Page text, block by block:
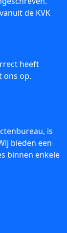
de KVK
heeft
ons op.
is
bieden een
binnen enkele